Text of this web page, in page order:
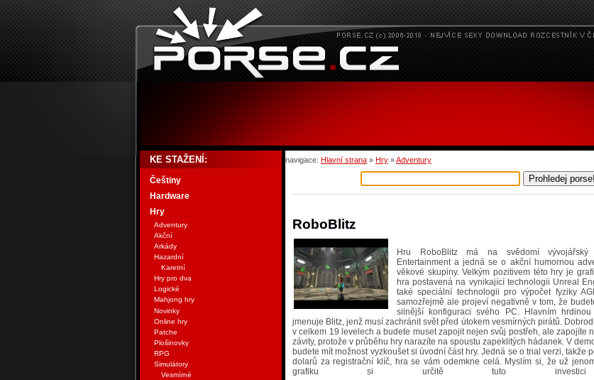
navigace: Hlavní strana » Hry »Adventury
RoboBlitz
Hru RoboBlitz má na svědomí
Entertainment a jedná se o akční humornou
věkové skupiny. Velkým pozitivem této hry je
hra postavená na vynikající technologii Unreal
také speciální technologii pro výpočet fyziky
samozřejmě ale projeví negativně v tom, že
silnější konfiguraci svého PC. Hlavním
jmenuje Blitz, jenž musí zachránit svět před útokem vesmírných pirátů.
v celkem 19 levelech a budete muset zapojit nejen svůj postřeh, ale zapojíte
závity, protože v průběhu hry narazíte na spoustu zapeklitých hádanek. V
budete mít možnost vyzkoušet si úvodní část hry. Jedná se o trial verzi, takže
dolarů za registrační klíč, hra se vám odemkne celá. Myslím si, že už
grafiku si určitě tuto investici
KE STAŽENÍ:
Češtiny
Hardware
Hry
Adventury
Akční
Arkády
Hazardní
Karetní
Hry pro dva
Logické
Mahjong hry
Novinky
Online hry
Patche
Plošinovky
RPG
Simulátory
Vesmírné